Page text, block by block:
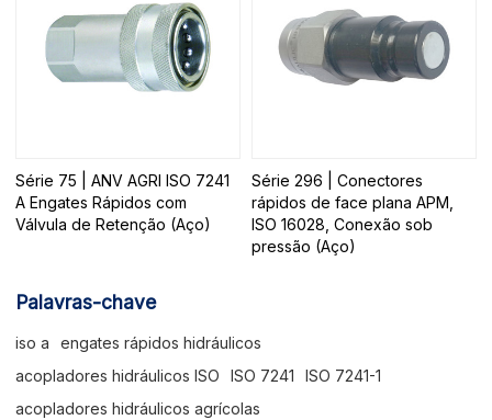
Série 75 | ANV AGRI ISO 7241
A Engates Rápidos com
Válvula de Retenção (Aço)
Série 296 | Conectores
rápidos de face plana APM,
ISO 16028, Conexão sob
pressão (Aço)
Palavras-chave
iso a
engates rápidos hidráulicos
acopladores hidráulicos ISO
ISO 7241
ISO 7241-1
acopladores hidráulicos agrícolas